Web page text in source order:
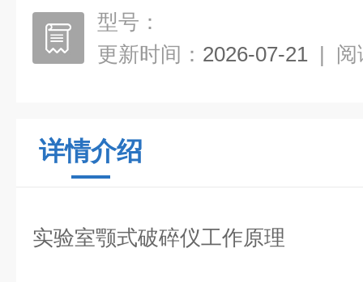
型号：
更新时间： 2026-07-21 | 阅
详情介绍
实验室颚式破碎仪工作原理